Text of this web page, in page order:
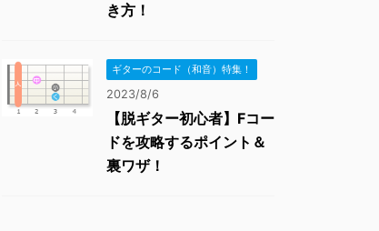
き方！
ギターのコード（和音）特集！
2023/8/6
【脱ギター初心者】Fコー
ドを攻略するポイント＆
裏ワザ！